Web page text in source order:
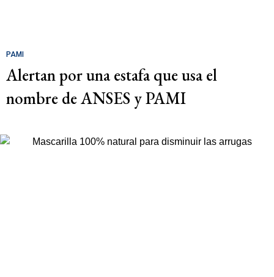
PAMI
Alertan por una estafa que usa el
nombre de ANSES y PAMI